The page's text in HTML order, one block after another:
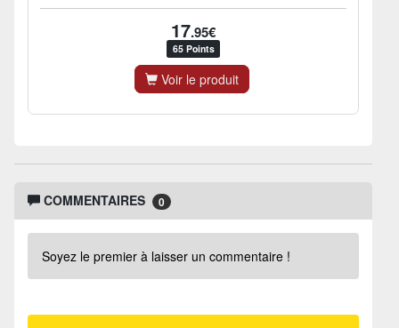
17.95€
65 Points
Voir le produit
COMMENTAIRES 0
Soyez le premier à laisser un commentaire !